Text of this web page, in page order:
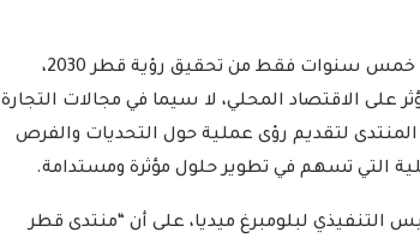
وأردفت أن انعقاد المنتدى في هذا التوقيت الاستراتيجي، وقبل خمس سنوات فقط من تحقيق رؤية قطر 2030،
الاقتصاد المحلي، لا سيما في مجالات التجارة
المنتدى لتقديم رؤى عملية حول التحديات والفرص
التي تسهم في تطوير حلول مؤثرة ومستدامة.
التنفيذي لبلومبرغ ميديا، على أن “منتدى قطر